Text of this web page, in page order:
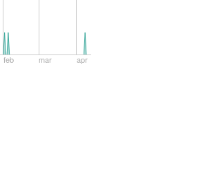
feb mar apr